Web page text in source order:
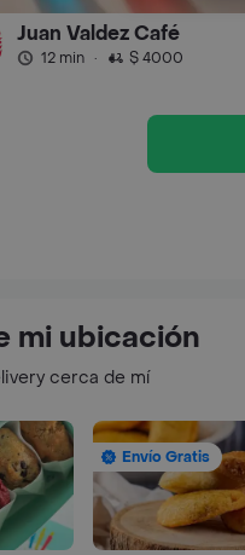
Juan Valdez Café
12 min · $ 4000
mi ubicación
cerca de mí
Envío Gratis